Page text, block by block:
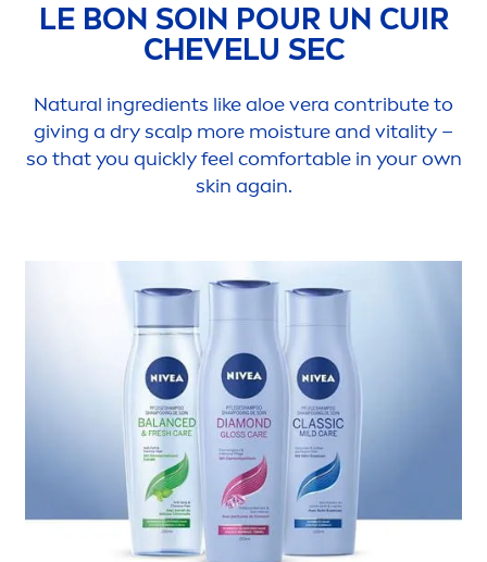
LE BON SOIN POUR UN CUIR
CHEVELU SEC
Natural ingredients like aloe vera contribute to
giving a dry scalp more moisture and vitality –
so that you quickly feel comfortable in your own
skin again.